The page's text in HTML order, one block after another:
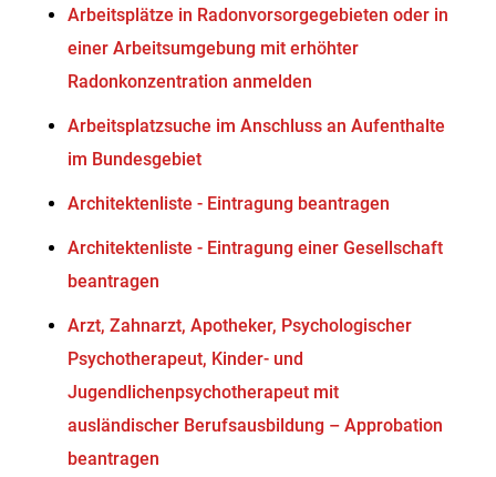
Arbeitsplätze in Radonvorsorgegebieten oder in
einer Arbeitsumgebung mit erhöhter
Radonkonzentration anmelden
Arbeitsplatzsuche im Anschluss an Aufenthalte
im Bundesgebiet
Architektenliste - Eintragung beantragen
Architektenliste - Eintragung einer Gesellschaft
beantragen
Arzt, Zahnarzt, Apotheker, Psychologischer
Psychotherapeut, Kinder- und
Jugendlichenpsychotherapeut mit
ausländischer Berufsausbildung – Approbation
beantragen